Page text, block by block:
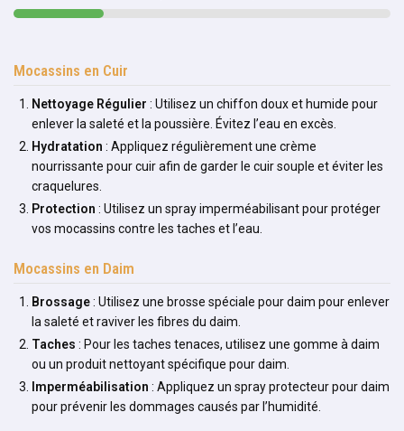
Mocassins en Cuir
Nettoyage Régulier : Utilisez un chiffon doux et humide pour
enlever la saleté et la poussière. Évitez l’eau en excès.
Hydratation : Appliquez régulièrement une crème
nourrissante pour cuir afin de garder le cuir souple et éviter les
craquelures.
Protection : Utilisez un spray imperméabilisant pour protéger
vos mocassins contre les taches et l’eau.
Mocassins en Daim
Brossage: Utilisez une brosse spéciale pour daim pour enlever
la saleté et raviver les fibres du daim.
Taches : Pour les taches tenaces, utilisez une gomme à daim
ou un produit nettoyant spécifique pour daim.
Imperméabilisation : Appliquez un spray protecteur pour daim
pour prévenir les dommages causés par l’humidité.